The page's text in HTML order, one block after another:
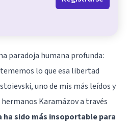
paradoja humana profunda:
lo que esa libertad
uno de mis más leídos y
Karamázov a través
ha sido más insoportable para